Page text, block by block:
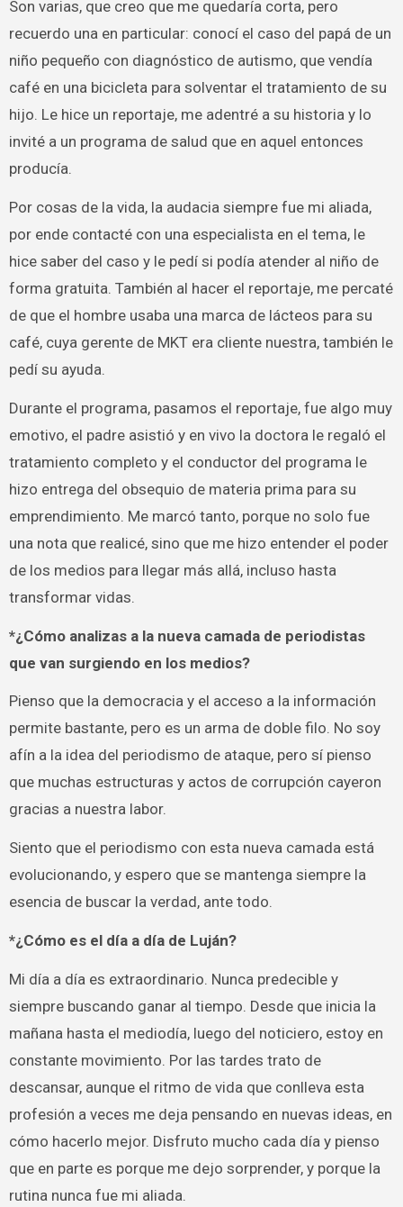
Son varias, que creo que me quedaría corta, pero
recuerdo una en particular: conocí el caso del papá de un
niño pequeño con diagnóstico de autismo, que vendía
café en una bicicleta para solventar el tratamiento de su
hijo. Le hice un reportaje, me adentré a su historia y lo
invité a un programa de salud que en aquel entonces
producía.
Por cosas de la vida, la audacia siempre fue mi aliada,
por ende contacté con una especialista en el tema, le
hice saber del caso y le pedí si podía atender al niño de
forma gratuita. También al hacer el reportaje, me percaté
de que el hombre usaba una marca de lácteos para su
café, cuya gerente de MKT era cliente nuestra, también le
pedí su ayuda.
Durante el programa, pasamos el reportaje, fue algo muy
emotivo, el padre asistió y en vivo la doctora le regaló el
tratamiento completo y el conductor del programa le
hizo entrega del obsequio de materia prima para su
emprendimiento. Me marcó tanto, porque no solo fue
una nota que realicé, sino que me hizo entender el poder
de los medios para llegar más allá, incluso hasta
transformar vidas.
*¿Cómo analizas a la nueva camada de periodistas
que van surgiendo en los medios?
Pienso que la democracia y el acceso a la información
permite bastante, pero es un arma de doble filo. No soy
afín a la idea del periodismo de ataque, pero sí pienso
que muchas estructuras y actos de corrupción cayeron
gracias a nuestra labor.
Siento que el periodismo con esta nueva camada está
evolucionando, y espero que se mantenga siempre la
esencia de buscar la verdad, ante todo.
*¿Cómo es el día a día de Luján?
Mi día a día es extraordinario. Nunca predecible y
siempre buscando ganar al tiempo. Desde que inicia la
mañana hasta el mediodía, luego del noticiero, estoy en
constante movimiento. Por las tardes trato de
descansar, aunque el ritmo de vida que conlleva esta
profesión a veces me deja pensando en nuevas ideas, en
cómo hacerlo mejor. Disfruto mucho cada día y pienso
que en parte es porque me dejo sorprender, y porque la
rutina nunca fue mi aliada.